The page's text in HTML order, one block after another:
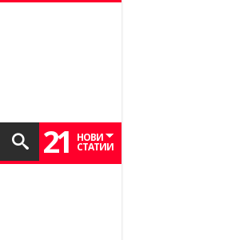
21 НОВИ
СТАТИИ